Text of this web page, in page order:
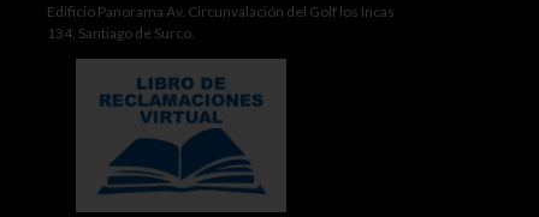
Edificio Panorama Av. Circunvalación del Golf los Incas
134, Santiago de Surco.